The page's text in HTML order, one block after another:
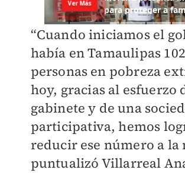
“Cuando iniciamos el
había en Tamaulipas
personas en pobreza
hoy, gracias al esfuerzo
gabinete y de una
participativa, hemos
reducir ese número a la
puntualizó Villarreal